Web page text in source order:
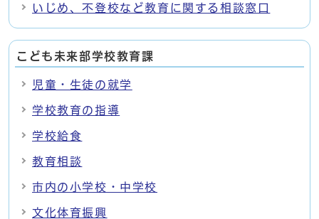
いじめ、不登校など教育に関する相談窓口
こども未来部学校教育課
児童・生徒の就学
学校教育の指導
学校給食
教育相談
市内の小学校・中学校
文化体育振興